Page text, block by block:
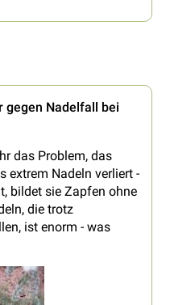
gegen Nadelfall bei
das Problem, das
extrem Nadeln verliert -
bildet sie Zapfen ohne
die trotz
ist enorm - was